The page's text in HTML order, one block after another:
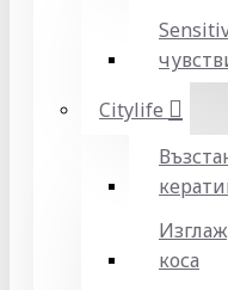
Citylife
коса